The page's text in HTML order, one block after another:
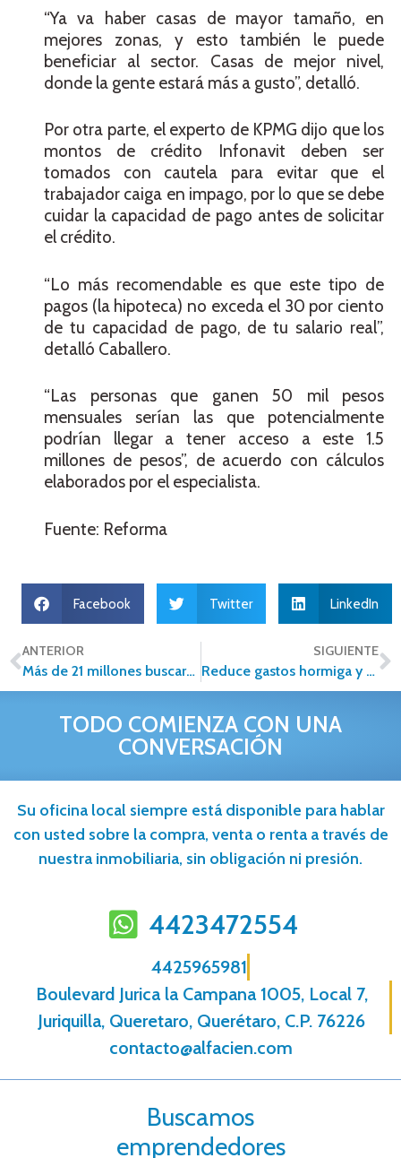
“Ya va haber casas de mayor tamaño, en
mejores zonas, y esto también le puede
beneficiar al sector. Casas de mejor nivel,
donde la gente estará más a gusto”, detalló.
Por otra parte, el experto de KPMG dijo que los
montos de crédito Infonavit deben ser
tomados con cautela para evitar que el
trabajador caiga en impago, por lo que se debe
cuidar la capacidad de pago antes de solicitar
el crédito.
“Lo más recomendable es que este tipo de
pagos (la hipoteca) no exceda el 30 por ciento
de tu capacidad de pago, de tu salario real”,
detalló Caballero.
“Las personas que ganen 50 mil pesos
mensuales serían las que potencialmente
podrían llegar a tener acceso a este 1.5
millones de pesos”, de acuerdo con cálculos
elaborados por el especialista.
Fuente: Reforma
Facebook Twitter LinkedIn
ANTERIOR
Más de 21 millones buscaron propiedades en Internet
SIGUIENTE
Reduce gastos hormiga y ahorra para tu enganche
TODO COMIENZA CON UNA
CONVERSACIÓN
Su oficina local siempre está disponible para hablar
con usted sobre la compra, venta o renta a través de
nuestra inmobiliaria, sin obligación ni presión.
4423472554
4425965981
Boulevard Jurica la Campana 1005, Local 7,
Juriquilla, Queretaro, Querétaro, C.P. 76226
contacto@alfacien.com
Buscamos
emprendedores